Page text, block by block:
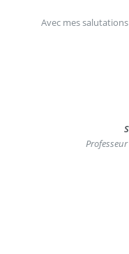
Avec mes